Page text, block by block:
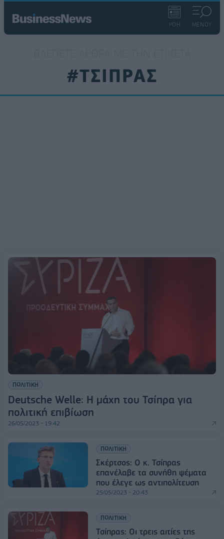
ΡΟΗ ΜΕΝΟΥ
#ΤΣΙΠΡΑΣ
ΠΟΛΙΤΙΚΗ
Deutsche Welle: Η μάχη του Τσίπρα για
πολιτική επιβίωση
26/05/2023 - 19:42
ΠΟΛΙΤΙΚΗ
Σκέρτσος: Ο κ. Τσίπρας
επανέλαβε τα συνήθη ψέματα
που έλεγε ως αντιπολίτευση
25/05/2023 - 20:43
ΠΟΛΙΤΙΚΗ
Τσίπρας: Οι τρεις αιτίες της